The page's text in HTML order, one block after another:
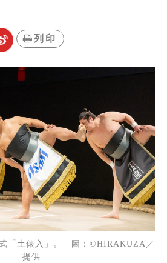
列印
「土俵入」。 圖：©HIRAKUZA／
提供